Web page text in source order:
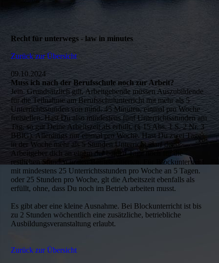
Recht für unterwegs - law in minutes
Zurück zur Übersicht
09.10.2024
Muss ich nach der Berufsschule noch zur Arbeit?
Jein. Grundsätzlich gilt, Arbeitgebende müssen Auszubildende
für die Teilnahme am Berufsschulunterricht mit mehr als 5
Unterrichtsstunden von mind. 45 Minuten, einmal pro Woche
freistellen. Hast Du also mindestens fünf Unterrichtsstunden am
Tag, so gilt Deine Arbeitszeit als erfüllt. (§ 15 Abs. 1 S. 2 Nr. 3
BBiG). Allerdings nur einmal pro Woche. Hast Du zwei Tage
in der Woche mehr als 5 Stunden Unterricht, darf der
Arbeitgeber dich an einem der beiden Tage noch für die
restlichen Stunden in den Betrieb zitierten. Für Blockunterricht
mit mindestens 25 Unterrichtsstunden pro Woche an 5 Tagen.
oder 25 Stunden pro Woche, glt die Arbeitszeit ebenfalls als
erfüllt, ohne, dass Du noch im Betrieb arbeiten musst.
Es gibt aber eine kleine Ausnahme. Bei Blockunterricht ist bis
zu 2 Stunden wöchentlich eine zusätzliche, betriebliche
Ausbildungsveranstaltung erlaubt.
Zurück zur Übersicht